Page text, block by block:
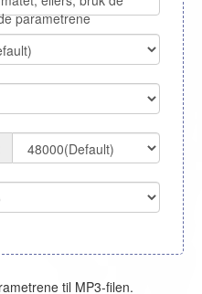
parametrene
til MP3-filen.